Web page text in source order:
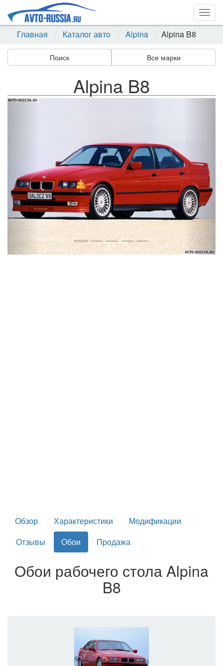
Главная
Каталог авто Alpina Alpina B8
Поиск Все марки
Alpina B8
Назад
Обзор Характеристики
Модификации
Отзывы
Обои Продажа
Обои рабочего стола Alpina
B8